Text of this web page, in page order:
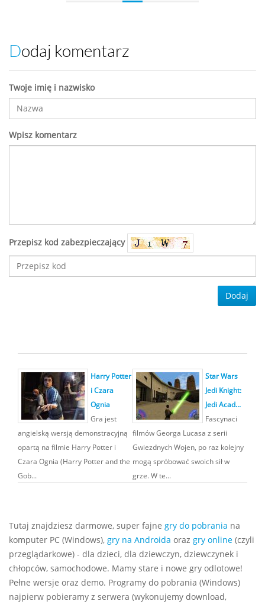
Dodaj komentarz
Twoje imię i nazwisko
Wpisz komentarz
Przepisz kod zabezpieczający
Dodaj
Harry Potter
i Czara
Ognia
Gra jest
angielską wersją demonstracyjną
opartą na filmie Harry Potter i
Czara Ognia (Harry Potter and the
Gob...
Star Wars
Jedi Knight:
Jedi Acad...
Fascynaci
filmów Georga Lucasa z serii
Gwiezdnych Wojen, po raz kolejny
mogą spróbować swoich sił w
grze. W te...
Tutaj znajdziesz darmowe, super fajne gry do pobrania na
komputer PC (Windows), gry na Androida oraz gry online (czyli
przeglądarkowe) - dla dzieci, dla dziewczyn, dziewczynek i
chłopców, samochodowe. Mamy stare i nowe gry odlotowe!
Pełne wersje oraz demo. Programy do pobrania (Windows)
najpierw pobieramy z serwera (wykonujemy download,